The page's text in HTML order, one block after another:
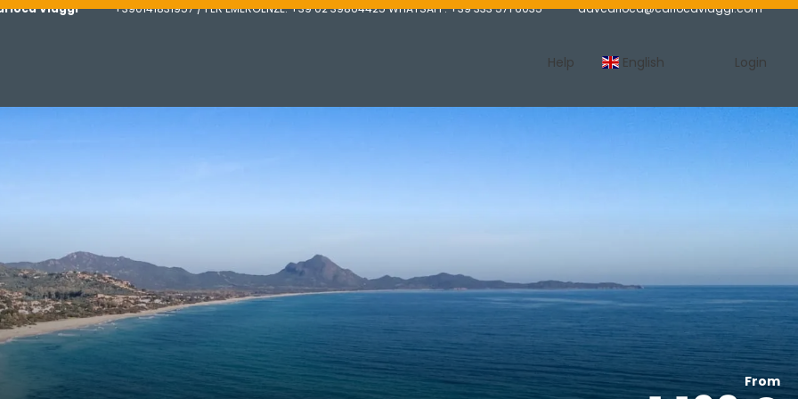
Viaggi +390141831957 / PER EMERGENZE: +39 02 39864425 WHATSAPP: +39 333 571 6035 advcarioca@cariocaviaggi.com
Help English Login
From